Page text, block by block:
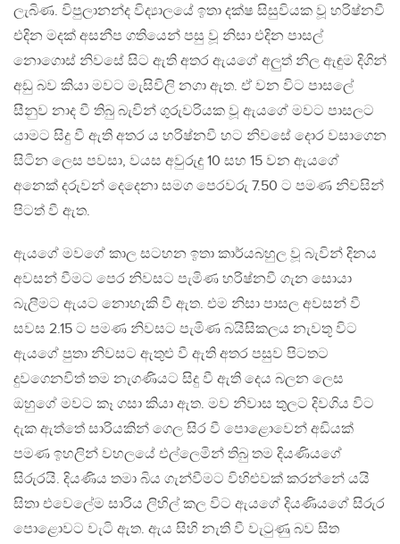
ලැබිණ. විපුලානන්ද විද්‍යාලයේ ඉතා දක්ෂ සිසුවියක වූ හරිෂ්නවී
එදින මදක් අසනීප ගතියෙන් පසු වූ නිසා එදින පාසල්
නොගොස් නිවසේ සිට ඇති අතර ඇයගේ අලුත් නිල ඇඳුම දිගින්
අඩු බව කියා මවට මැසිවිලි නගා ඇත. ඒ වන විට පාසලේ
සීනුව නාද වී තිබු බැවින් ගුරුවරියක වූ ඇයගේ මවට පාසලට
යාමට සිදු වී ඇති අතර ය හරිෂ්නවී හට නිවසේ දොර වසාගෙන
සිටින ලෙස පවසා, වයස අවුරුදු 10 සහ 15 වන ඇයගේ
අනෙක් දරුවන් දෙදෙනා සමග පෙරවරු 7.50 ට පමණ නිවසින්
පිටත් වී ඇත.
ඇයගේ මවගේ කාල සටහන ඉතා කාර්යබහුල වූ බැවින් දිනය
අවසන් වීමට පෙර නිවසට පැමිණ හරිෂ්නවී ගැන සොයා
බැලීමට ඇයට නොහැකි වී ඇත. එම නිසා පාසල අවසන් වී
සවස 2.15 ට පමණ නිවසට පැමිණ බයිසිකලය නැවතූ විට
ඇයගේ පුතා නිවසට ඇතුළු වී ඇති අතර පසුව පිටතට
දුවගෙනවිත් තම නැගණියට සිදු වී ඇති දෙය බලන ලෙස
ඔහුගේ මවට කෑ ගසා කියා ඇත. මව නිවාස තුලට දිවගිය විට
දැක ඇත්තේ සාරියකින් ගෙල සිර වී පොළොවෙන් අඩියක්
පමණ ඉහලින් වහලයේ එල්ලෙමින් තිබු තම දියණියගේ
සිරුරයි. දියණිය තමා බිය ගැන්වීමට විහිළුවක් කරන්නේ යයි
සිතා එවෙලේම සාරිය ලිහිල් කල විට ඇයගේ දියණියගේ සිරුර
පොළොවට වැටි ඇත. ඇය සිහි නැති වී වැටුණු බව සිත